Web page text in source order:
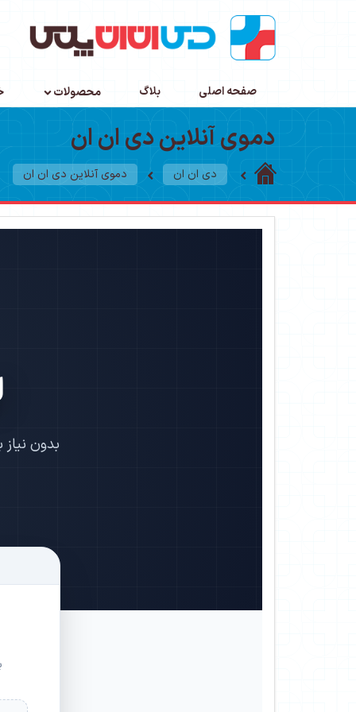
صفحه اصلی بلاگ محصولات
دموی آنلاین دی ان ان
دی ان ان دموی آنلاین دی ان ان
بدون